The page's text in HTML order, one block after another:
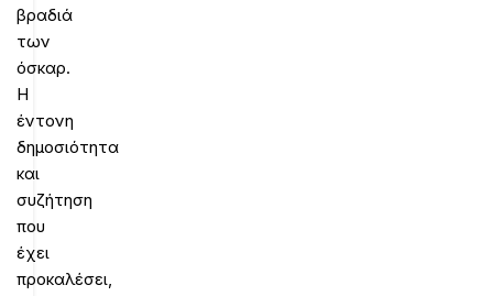
βραδιά
των
όσκαρ.
Η
έντονη
δημοσιότητα
και
συζήτηση
που
έχει
προκαλέσει,